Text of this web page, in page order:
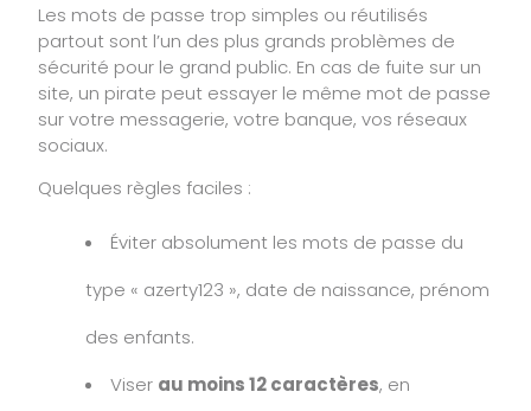
Les mots de passe trop simples ou réutilisés
partout sont l’un des plus grands problèmes de
sécurité pour le grand public. En cas de fuite sur un
site, un pirate peut essayer le même mot de passe
sur votre messagerie, votre banque, vos réseaux
sociaux.
Quelques règles faciles :
Éviter absolument les mots de passe du
type « azerty123 », date de naissance, prénom
des enfants.
Viser au moins 12 caractères, en